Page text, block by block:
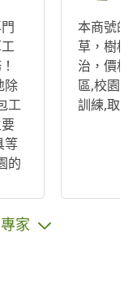
等
的
本商號的
草，樹枝
治，價格
區,校園,
訓練,取得
家